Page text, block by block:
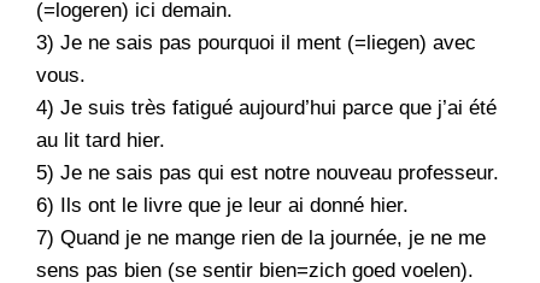
(=logeren) ici demain.
3) Je ne sais pas pourquoi il ment (=liegen) avec
vous.
4) Je suis très fatigué aujourd’hui parce que j’ai été
au lit tard hier.
5) Je ne sais pas qui est notre nouveau professeur.
6) Ils ont le livre que je leur ai donné hier.
7) Quand je ne mange rien de la journée, je ne me
sens pas bien (se sentir bien=zich goed voelen).